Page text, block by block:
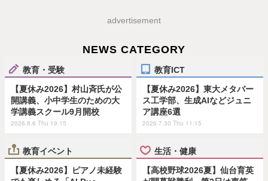
advertisement
NEWS CATEGORY
教育・受験
【夏休み2026】村山斉氏が公
開講義、小中学生のための大
学講義スクール9月開校
2026.8.6 Thu 19:15
教育ICT
【夏休み2026】東大メタバー
ス工学部、生成AIなどジュニ
ア講座6選
2026.7.30 Thu 11:15
教育イベント
【夏休み2026】ピアノ未経験
生活・健康
【高校野球2026夏】仙台育英